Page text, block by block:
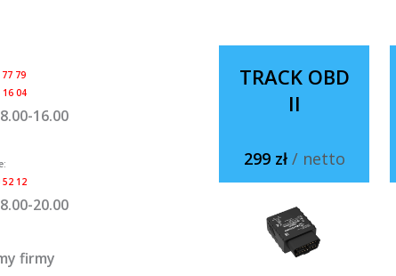
79
16 04
16.00
52 12
20.00
firmy
TRACK OBD
II
299 zł / netto